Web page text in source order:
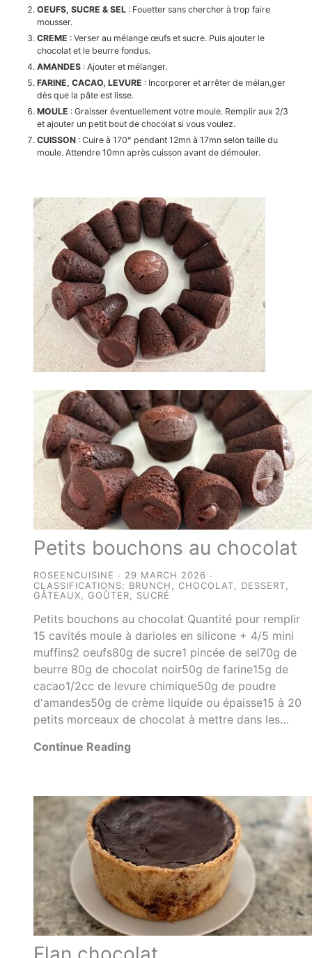
OEUFS, SUCRE & SEL : Fouetter sans chercher à trop faire
mousser.
CREME : Verser au mélange œufs et sucre. Puis ajouter le
chocolat et le beurre fondus.
AMANDES : Ajouter et mélanger.
FARINE, CACAO, LEVURE : Incorporer et arrêter de mélan,ger
dès que la pâte est lisse.
MOULE : Graisser éventuellement votre moule. Remplir aux 2/3
et ajouter un petit bout de chocolat si vous voulez.
CUISSON : Cuire à 170° pendant 12mn à 17mn selon taille du
moule. Attendre 10mn après cuisson avant de démouler.
Petits bouchons au chocolat
ROSEENCUISINE
29 MARCH 2026
CLASSIFICATIONS: BRUNCH ,CHOCOLAT DESSERT
GÂTEAUX ,GOÛTER SUCRÉ
Petits bouchons au chocolat Quantité pour remplir
15 cavités moule à darioles en silicone + 4/5 mini
muffins2 oeufs80g de sucre1 pincée de sel70g de
beurre 80g de chocolat noir50g de farine15g de
cacao1/2cc de levure chimique50g de poudre
d'amandes50g de crème liquide ou épaisse15 à 20
petits morceaux de chocolat à mettre dans les…
Continue Reading